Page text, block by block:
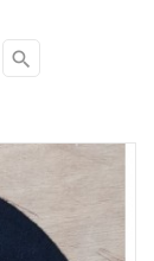
search